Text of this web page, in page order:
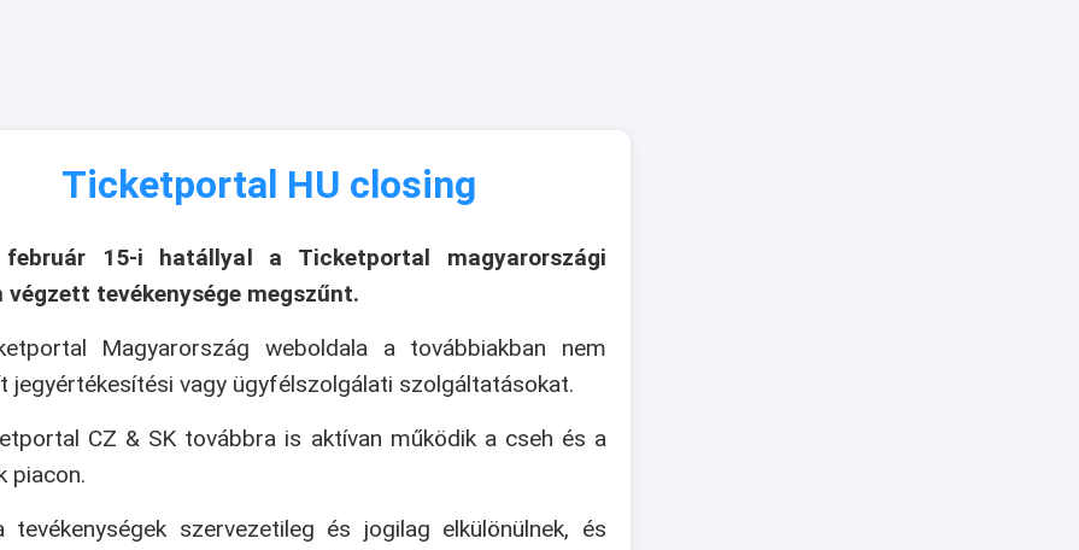
Ticketportal HU closing
február 15-i hatállyal a Ticketportal magyarországi
végzett tevékenysége megszűnt.
Magyarország weboldala a továbbiakban nem
jegyértékesítési vagy ügyfélszolgálati szolgáltatásokat.
CZ & SK továbbra is aktívan működik a cseh és a
piacon.
tevékenységek szervezetileg és jogilag elkülönülnek, és